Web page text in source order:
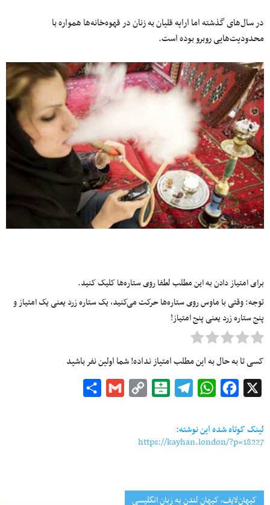
در سال‌های گذشته اما ارایه قلیان به زنان در قهوه‌خانه‌ها همواره با
محدودیت‌هایی روبرو بوده است.
برای امتیاز دادن به این مطلب لطفا روی ستاره‌ها کلیک کنید.
توجه: وقتی با ماوس روی ستاره‌ها حرکت می‌کنید، یک ستاره زرد یعنی یک امتیاز و
پنج ستاره زرد یعنی پنج امتیاز!
کسی تا به حال به این مطلب امتیاز نداده! شما اولین نفر باشید
Facebook
WhatsApp
Telegram
Balatarin
Copy
Gmail
لینک کوتاه شده این نوشته:
https://kayhan.london/?p=18227
کیهان‌لایف، کیهان لندن به زبان انگلیسی